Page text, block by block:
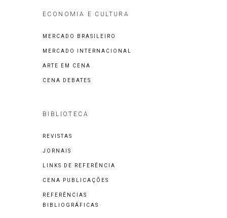
ECONOMIA E CULTURA
MERCADO BRASILEIRO
MERCADO INTERNACIONAL
ARTE EM CENA
CENA DEBATES
BIBLIOTECA
REVISTAS
JORNAIS
LINKS DE REFERÊNCIA
CENA PUBLICAÇÕES
REFERÊNCIAS
BIBLIOGRÁFICAS